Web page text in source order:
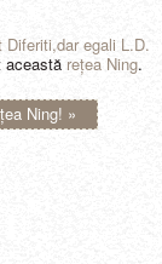
Diferiti,dar egali L.D.
această reţea Ning.
Ning! »